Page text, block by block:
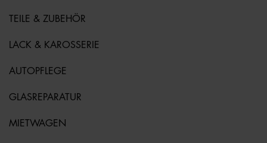
TEILE & ZUBEHÖR
LACK & KAROSSERIE
AUTOPFLEGE
GLASREPARATUR
MIETWAGEN